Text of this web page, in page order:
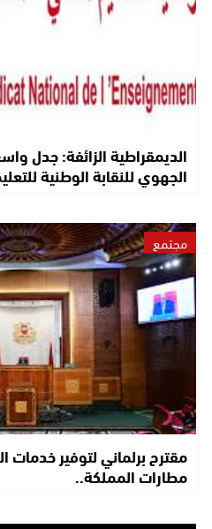
الديمقراطية الزائفة: جدل
الجهوي للنقابة الوطنية
مجتمع
مقترح برلماني لتوفير خدمات
مطارات المملكة..